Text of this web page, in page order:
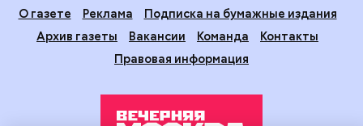
О газете Реклама
Подписка на бумажные издания
Архив газеты
Вакансии Команда
Контакты
Правовая информация